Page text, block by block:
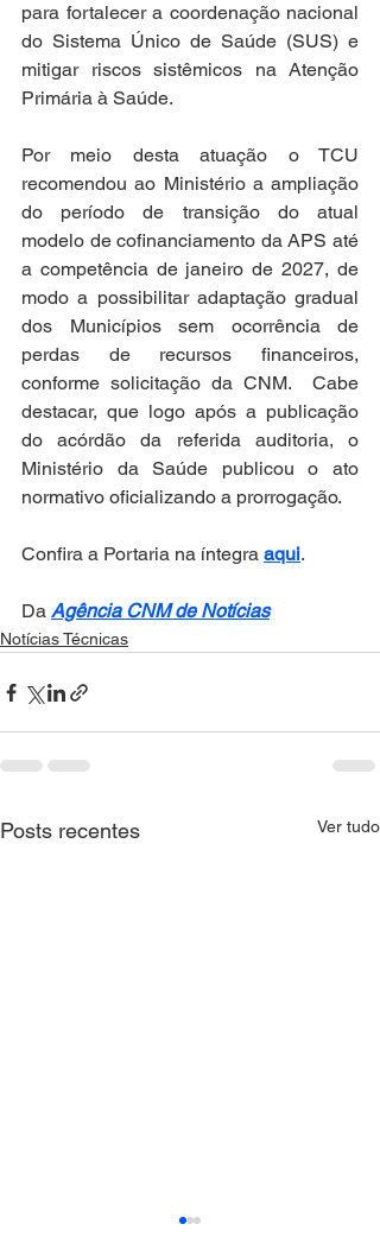
para fortalecer a coordenação nacional
do Sistema Único de Saúde (SUS) e
mitigar riscos sistêmicos na Atenção
Primária à Saúde.
Por meio desta atuação o TCU
recomendou ao Ministério a ampliação
do período de transição do atual
modelo de cofinanciamento da APS até
a competência de janeiro de 2027, de
modo a possibilitar adaptação gradual
dos Municípios sem ocorrência de
perdas de recursos financeiros,
conforme solicitação da CNM.  Cabe
destacar, que logo após a publicação
do acórdão da referida auditoria, o
Ministério da Saúde publicou o ato
normativo oficializando a prorrogação.
Confira a Portaria na íntegra aqui.
Da Agência CNM de Notícias
Notícias Técnicas
Posts recentes Ver tudo